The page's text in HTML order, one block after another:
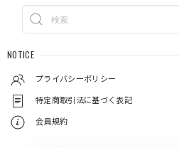
NOTICE
プライバシーポリシー
特定商取引法に基づく表記
会員規約